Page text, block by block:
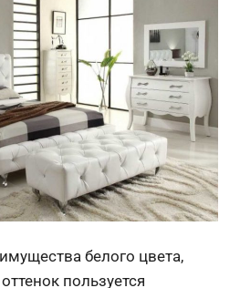
белого цвета,
пользуется